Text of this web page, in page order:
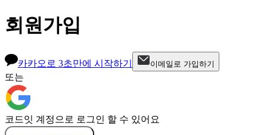
회원가입
카카오로 3초만에 시작하기 이메일로 가입하기
또는
코드잇 계정으로 로그인 할 수 있어요